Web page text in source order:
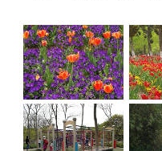
花🌸，海棠花，都已盛开，蝴
广场锻炼身体。 家长带着小
铺上垫子席地而坐，分享着
翡翠山上有五彩滑道，是孩
船码头，就来到锦绣湖，人
风情园在湖的北面，种植了
莲亭，可以近距离观赏荷花
草，香菇草，萍蓬草，花叶
中心有两个鸟岛，岛上的树